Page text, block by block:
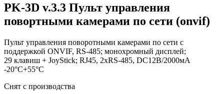
PK-3D v.3.3 Пульт управления
повортными камерами по сети (onvif)
Пульт управления поворотными камерами по сети с
поддержкой ONVIF, RS-485; монохромный дисплей;
29 клавиш + JoyStick; RJ45, 2xRS-485, DC12В/2000мА
-20°C+55°C
Снят с производства